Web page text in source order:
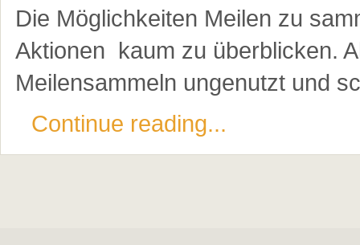
Die Möglichkeiten Meilen zu
Aktionen kaum zu überblicken.
Meilensammeln ungenutzt und
Continue reading...